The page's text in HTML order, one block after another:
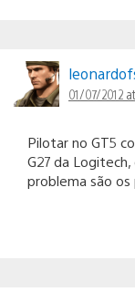
01/07/2012
Pilotar no GT5
G27 da
problema são os